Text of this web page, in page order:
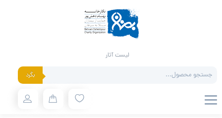
لیست آثار
search بگرد